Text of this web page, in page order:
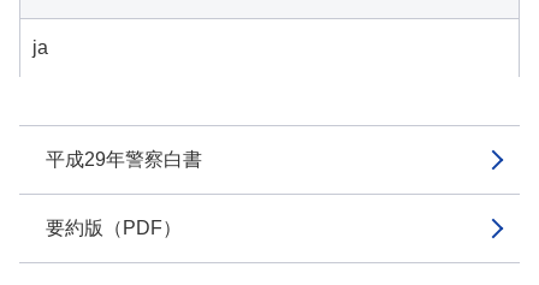
平成29年警察白書
要約版（PDF）
ja